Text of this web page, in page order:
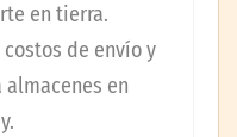
en tierra.
costos de envío y
en